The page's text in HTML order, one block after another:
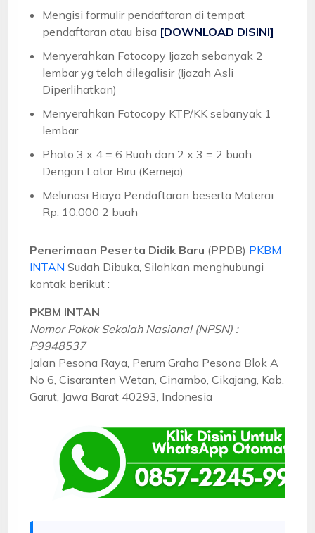
Mengisi formulir pendaftaran di tempat
pendaftaran atau bisa [DOWNLOAD DISINI]
Menyerahkan Fotocopy Ijazah sebanyak 2
lembar yg telah dilegalisir (Ijazah Asli
Diperlihatkan)
Menyerahkan Fotocopy KTP/KK sebanyak 1
lembar
Photo 3 x 4 = 6 Buah dan 2 x 3 = 2 buah
Dengan Latar Biru (Kemeja)
Melunasi Biaya Pendaftaran beserta Materai
Rp. 10.000 2 buah
Penerimaan Peserta Didik Baru (PPDB) PKBM
INTAN Sudah Dibuka, Silahkan menghubungi
kontak berikut :
PKBM INTAN
Nomor Pokok Sekolah Nasional (NPSN) :
P9948537
Jalan Pesona Raya, Perum Graha Pesona Blok A
No 6, Cisaranten Wetan, Cinambo, Cikajang, Kab.
Garut, Jawa Barat 40293, Indonesia